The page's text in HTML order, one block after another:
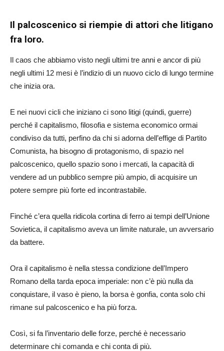
Il palcoscenico si riempie di attori che litigano
fra loro.
Il caos che abbiamo visto negli ultimi tre anni e ancor di più
negli ultimi 12 mesi è l’indizio di un nuovo ciclo di lungo termine
che inizia ora.
E nei nuovi cicli che iniziano ci sono litigi (quindi, guerre)
perché il capitalismo, filosofia e sistema economico ormai
condiviso da tutti, perfino da chi si adorna dell’effige di Partito
Comunista, ha bisogno di protagonismo, di spazio nel
palcoscenico, quello spazio sono i mercati, la capacità di
vendere ad un pubblico sempre più ampio, di acquisire un
potere sempre più forte ed incontrastabile.
Finché c’era quella ridicola cortina di ferro ai tempi dell’Unione
Sovietica, il capitalismo aveva un limite naturale, un avversario
da battere.
Ora il capitalismo è nella stessa condizione dell’Impero
Romano della tarda epoca imperiale: non c’è più nulla da
conquistare, il vaso è pieno, la borsa è gonfia, conta solo chi
rimane sul palcoscenico e ha più forza.
Così, si fa l’inventario delle forze, perché è necessario
determinare chi comanda e chi conta di più.